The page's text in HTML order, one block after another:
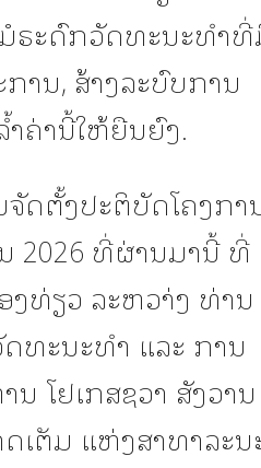
ຣະດົກວັດທະນະທຳ
ານ, ສ້າງລະບົບການ
ຄ່ານີ້ໃຫ້ຍືນຍົງ.
ດຕັ້ງປະຕິບັດໂຄງກາ
2026 ທີ່ຜ່ານມານີ້ ທີ່
ທ່ຽວ ລະຫວາ່ງ ທ່າ
ທະນະທຳ ແລະ ການ
ໂຢເກສຊວາ ສັງວານ
ເຕັມ ແຫ່ງສາທາລະນ